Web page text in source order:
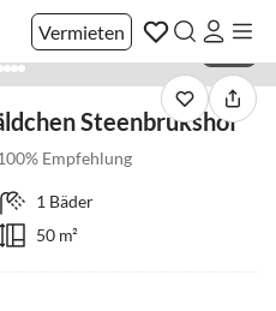
Vermieten
Steenbrukshof
Empfehlung
1 Bäder
50 m²